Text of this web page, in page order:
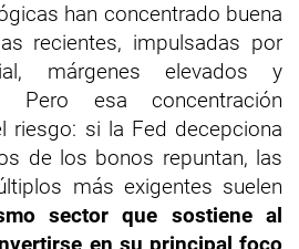
han concentrado buena
recientes, impulsadas por
márgenes elevados y
Pero esa concentración
riesgo: si la Fed decepciona
de los bonos repuntan, las
más exigentes suelen
sector que sostiene al